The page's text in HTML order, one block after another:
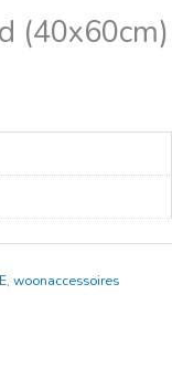
(40x60cm)
, woonaccessoires